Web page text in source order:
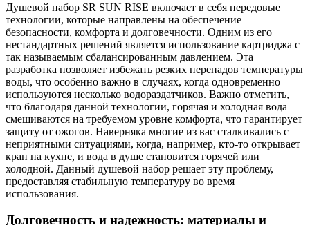
Душевой набор SR SUN RISE включает в себя передовые
технологии, которые направлены на обеспечение
безопасности, комфорта и долговечности. Одним из его
нестандартных решений является использование картриджа с
так называемым сбалансированным давлением. Эта
разработка позволяет избежать резких перепадов температуры
воды, что особенно важно в случаях, когда одновременно
используются несколько водораздатчиков. Важно отметить,
что благодаря данной технологии, горячая и холодная вода
смешиваются на требуемом уровне комфорта, что гарантирует
защиту от ожогов. Наверняка многие из вас сталкивались с
неприятными ситуациями, когда, например, кто-то открывает
кран на кухне, и вода в душе становится горячей или
холодной. Данный душевой набор решает эту проблему,
предоставляя стабильную температуру во время
использования.
Долговечность и надежность: материалы и